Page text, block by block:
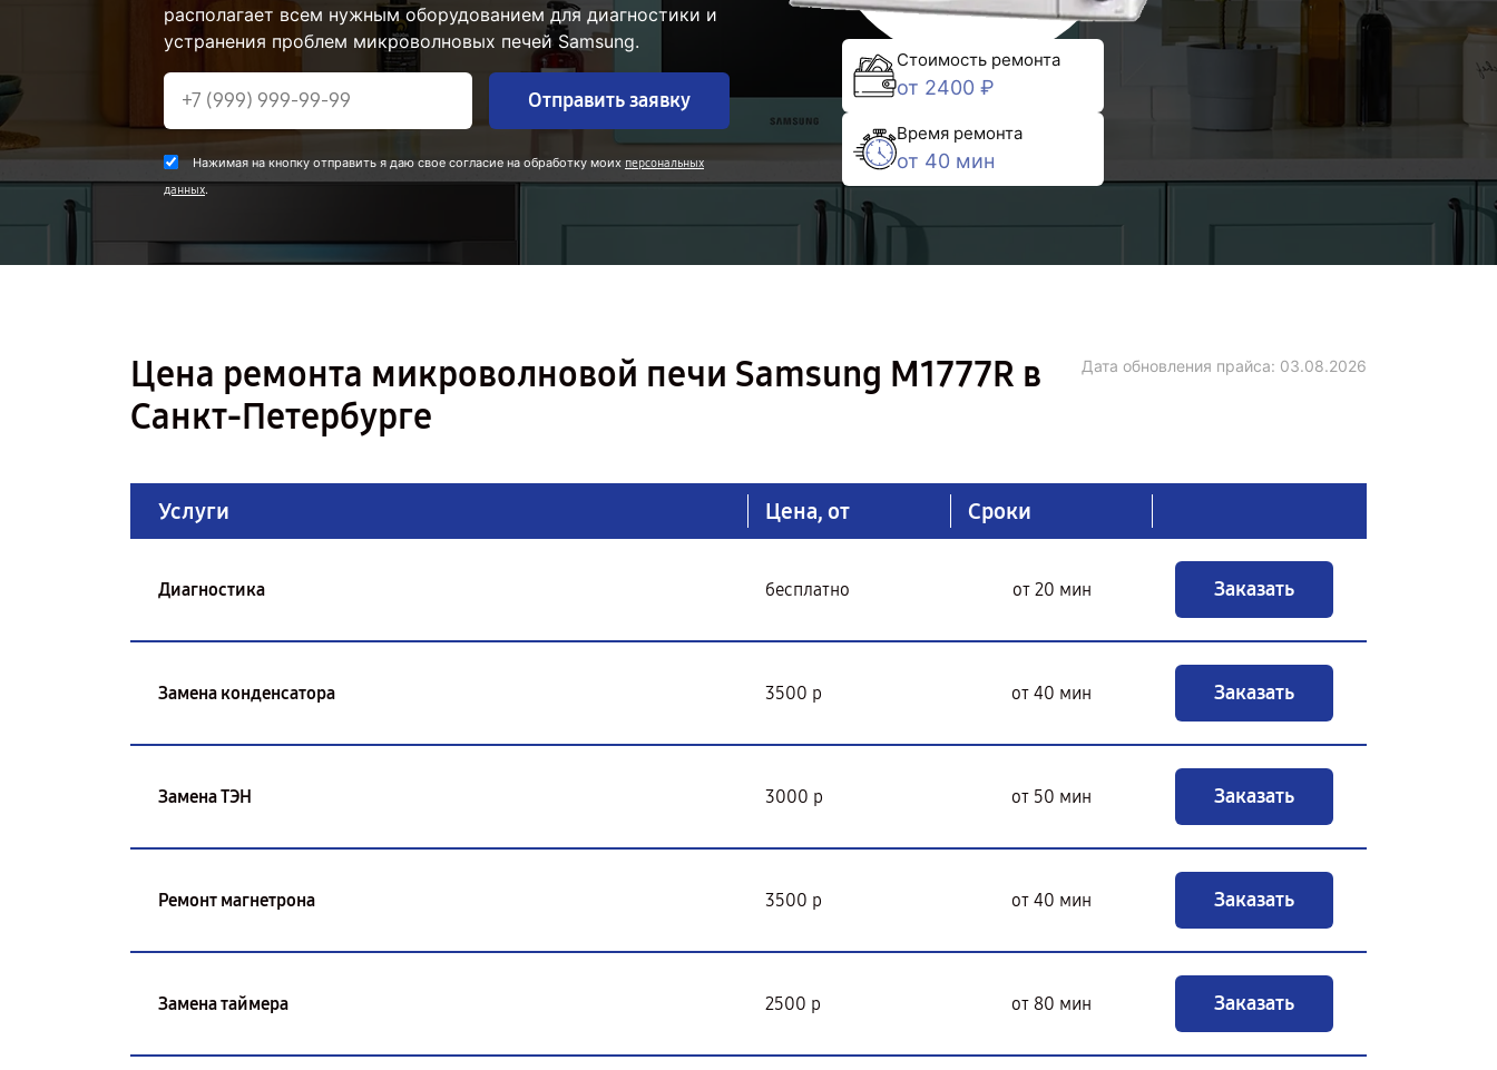
располагает всем нужным оборудованием для диагностики и
устранения проблем микроволновых печей Samsung.
Отправить заявку
Нажимая на кнопку отправить я даю свое согласие на обработку моих персональных
данных.
Стоимость ремонта
от 2400 ₽
Время ремонта
от 40 мин
Цена ремонта микроволновой печи Samsung M1777R в
Санкт-Петербурге
Дата обновления прайса: 03.08.2026
Услуги Цена, от Сроки
Диагностика бесплатно от 20 мин Заказать
Замена конденсатора 3500 р от 40 мин Заказать
Замена ТЭН 3000 р от 50 мин Заказать
Ремонт магнетрона 3500 р от 40 мин Заказать
Замена таймера 2500 р от 80 мин Заказать